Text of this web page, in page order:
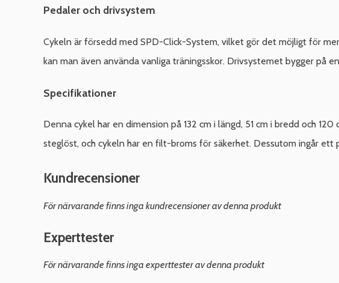
Pedaler och drivsystem
Cykeln är försedd med SPD-Click-System, vilket gör det möjligt för
kan man även använda vanliga träningsskor. Drivsystemet bygger på
Specifikationer
Denna cykel har en dimension på 132 cm i längd, 51 cm i bredd och
steglöst, och cykeln har en filt-broms för säkerhet. Dessutom ingår
Kundrecensioner
För närvarande finns inga kundrecensioner av denna produkt
Experttester
För närvarande finns inga experttester av denna produkt